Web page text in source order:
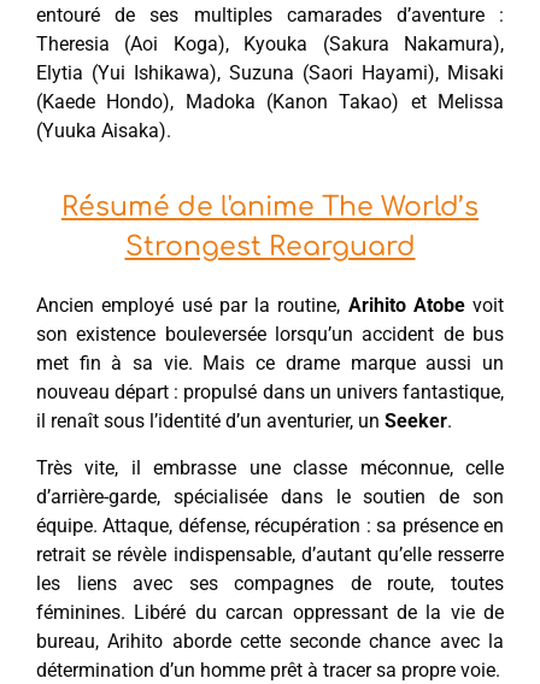
entouré de ses multiples camarades d’aventure :
Theresia (Aoi Koga), Kyouka (Sakura Nakamura),
Elytia (Yui Ishikawa), Suzuna (Saori Hayami), Misaki
(Kaede Hondo), Madoka (Kanon Takao) et Melissa
(Yuuka Aisaka).
Résumé de l'anime The World’s
Strongest Rearguard
Ancien employé usé par la routine, Arihito Atobevoit
son existence bouleversée lorsqu’un accident de bus
met fin à sa vie. Mais ce drame marque aussi un
nouveau départ : propulsé dans un univers fantastique,
il renaît sous l’identité d’un aventurier, un Seeker.
Très vite, il embrasse une classe méconnue, celle
d’arrière-garde, spécialisée dans le soutien de son
équipe. Attaque, défense, récupération : sa présence en
retrait se révèle indispensable, d’autant qu’elle resserre
les liens avec ses compagnes de route, toutes
féminines. Libéré du carcan oppressant de la vie de
bureau, Arihito aborde cette seconde chance avec la
détermination d’un homme prêt à tracer sa propre voie.